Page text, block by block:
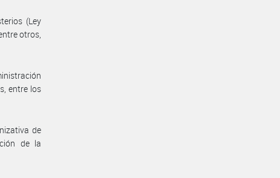
(Ley
otros,
entre los
de
de la